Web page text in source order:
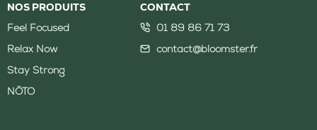
NOS PRODUITS
Feel Focused
Relax Now
Stay Strong
NŌTO
CONTACT
01 89 86 71 73
contact@bloomster.fr